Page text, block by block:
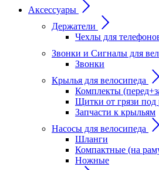
Аксессуары
Держатели
Чехлы для
Звонки и Сигналы для
Звонки
Крылья для велосипеда
Комплекты
Щитки от грязи под
Запчасти к крыльям
Насосы для велосипеда
Шланги
Компактные (на
Ножные